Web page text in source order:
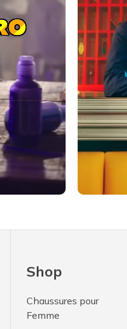
Shop
Chaussures pour
Femme